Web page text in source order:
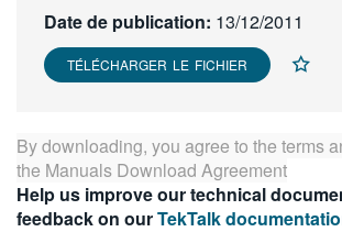
한국어
繁體中文
Date de publication: 13/12/2011
TÉLÉCHARGER LE FICHIER
By downloading, you agree to the terms
the Manuals Download Agreement
Help us improve our technical
feedback on ourTekTalk